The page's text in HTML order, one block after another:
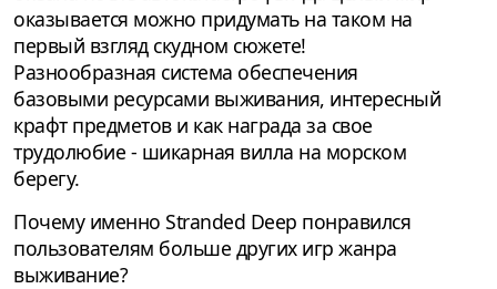
оказывается можно придумать на таком на
первый взгляд скудном сюжете!
Разнообразная система обеспечения
базовыми ресурсами выживания, интересный
крафт предметов и как награда за свое
трудолюбие - шикарная вилла на морском
берегу.
Почему именно Stranded Deep понравился
пользователям больше других игр жанра
выживание?